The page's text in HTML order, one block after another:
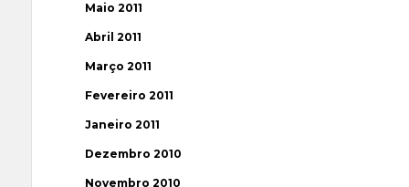
Maio 2011
Abril 2011
Março 2011
Fevereiro 2011
Janeiro 2011
Dezembro 2010
Novembro 2010